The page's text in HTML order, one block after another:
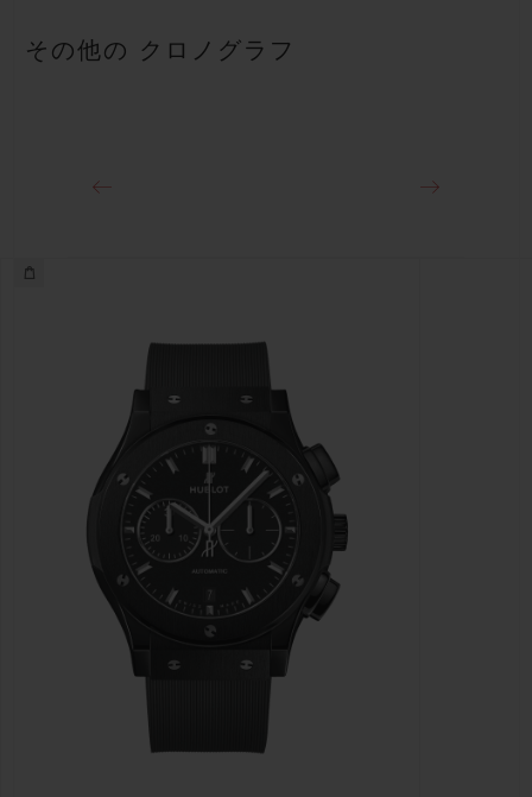
約48時間
その他の クロノグラフ